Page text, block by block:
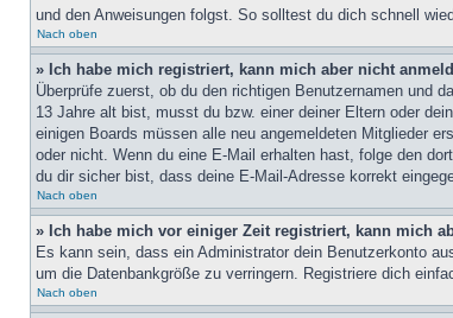
und den Anweisungen folgst. So solltest du dich schnell
Nach oben
» Ich habe mich registriert, kann mich aber nicht
Überprüfe zuerst, ob du den richtigen Benutzernamen und
13 Jahre alt bist, musst du bzw. einer deiner Eltern oder
einigen Boards müssen alle neu angemeldeten Mitglieder
oder nicht. Wenn du eine E-Mail erhalten hast, folge den
du dir sicher bist, dass deine E-Mail-Adresse korrekt
Nach oben
» Ich habe mich vor einiger Zeit registriert, kann mich
Es kann sein, dass ein Administrator dein Benutzerkonto
um die Datenbankgröße zu verringern. Registriere dich
Nach oben